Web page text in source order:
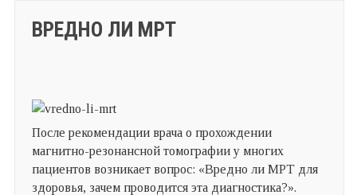
ВРЕДНО ЛИ МРТ
После рекомендации врача о прохождении
магнитно-резонансной томографии у многих
пациентов возникает вопрос: «Вредно ли МРТ для
здоровья, зачем проводится эта диагностика?».